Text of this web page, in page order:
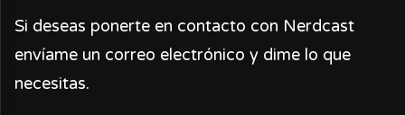
Si deseas ponerte en contacto con Nerdcast
envíame un correo electrónico y dime lo que
necesitas.